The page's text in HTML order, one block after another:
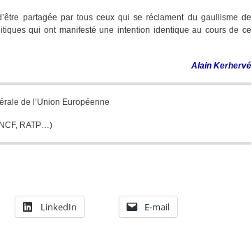
partagée par tous ceux qui se réclament du gaullisme de
qui ont manifesté une intention identique au cours de ce
Alain Kerhervé
de l’Union Européenne
RATP…)
LinkedIn
E-mail